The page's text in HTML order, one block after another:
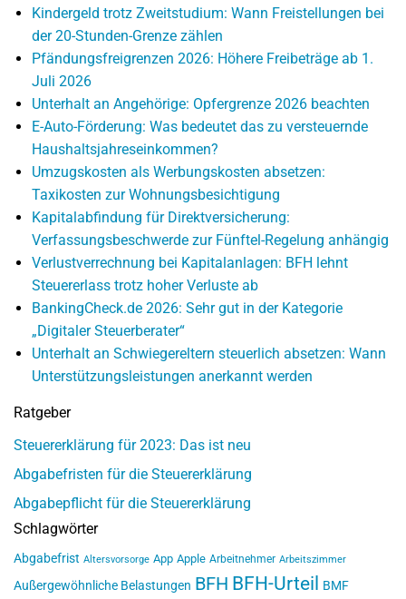
Kindergeld trotz Zweitstudium: Wann Freistellungen bei
der 20-Stunden-Grenze zählen
Pfändungsfreigrenzen 2026: Höhere Freibeträge ab 1.
Juli 2026
Unterhalt an Angehörige: Opfergrenze 2026 beachten
E-Auto-Förderung: Was bedeutet das zu versteuernde
Haushaltsjahreseinkommen?
Umzugskosten als Werbungskosten absetzen:
Taxikosten zur Wohnungsbesichtigung
Kapitalabfindung für Direktversicherung:
Verfassungsbeschwerde zur Fünftel-Regelung anhängig
Verlustverrechnung bei Kapitalanlagen: BFH lehnt
Steuererlass trotz hoher Verluste ab
BankingCheck.de 2026: Sehr gut in der Kategorie
„Digitaler Steuerberater“
Unterhalt an Schwiegereltern steuerlich absetzen: Wann
Unterstützungsleistungen anerkannt werden
Ratgeber
Steuererklärung für 2023: Das ist neu
Abgabefristen für die Steuererklärung
Abgabepflicht für die Steuererklärung
Schlagwörter
Abgabefrist Altersvorsorge App Apple Arbeitnehmer Arbeitszimmer
Außergewöhnliche Belastungen BFH BFH-Urteil BMF